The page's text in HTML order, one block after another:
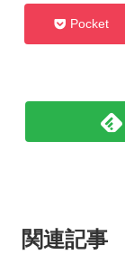
Pocket
関連記事